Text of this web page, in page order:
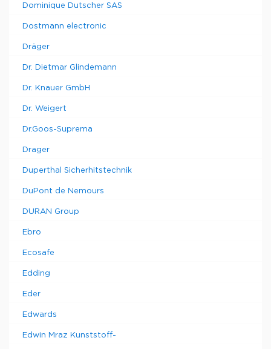
Dominique Dutscher SAS
Dostmann electronic
Dräger
Dr. Dietmar Glindemann
Dr. Knauer GmbH
Dr. Weigert
Dr.Goos-Suprema
Drager
Duperthal Sicherhitstechnik
DuPont de Nemours
DURAN Group
Ebro
Ecosafe
Edding
Eder
Edwards
Edwin Mraz Kunststoff-